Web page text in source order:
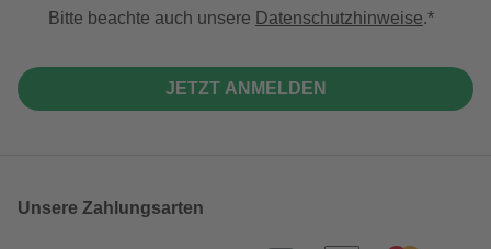
Bitte beachte auch unsere Datenschutzhinweise.
JETZT ANMELDEN
Unsere Zahlungsarten